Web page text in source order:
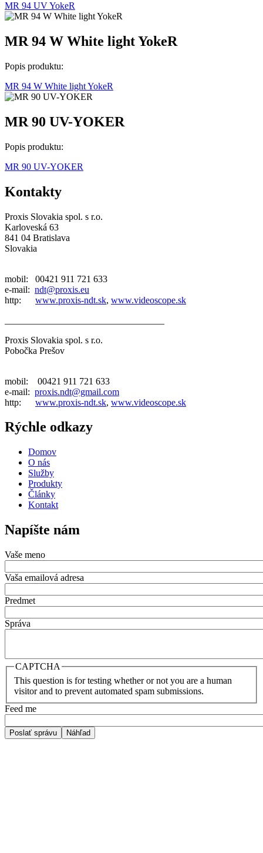
MR 94 UV YokeR
MR 94 W White light YokeR
Popis produktu:
MR 94 W White light YokeR
MR 90 UV-YOKER
Popis produktu:
MR 90 UV-YOKER
Kontakty
Proxis Slovakia spol. s r.o.
Karloveská 63
841 04 Bratislava
Slovakia
mobil: 00421 911 721 633
e-mail: ndt@proxis.eu
http: www.proxis-ndt.sk, www.videoscope.sk
Proxis Slovakia spol. s r.o.
Pobočka Prešov
mobil: 00421 911 721 633
e-mail: proxis.ndt@gmail.com
http: www.proxis-ndt.sk, www.videoscope.sk
Rýchle odkazy
Domov
O nás
Služby
Produkty
Články
Kontakt
Napíšte nám
Vaše meno
Vaša emailová adresa
Predmet
Správa
CAPTCHA
This question is for testing whether or not you are a human
visitor and to prevent automated spam submissions.
Feed me
Poslať správu Náhľad